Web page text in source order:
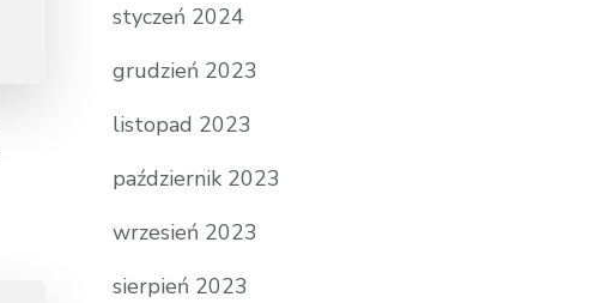
styczeń 2024
grudzień 2023
listopad 2023
październik 2023
wrzesień 2023
sierpień 2023